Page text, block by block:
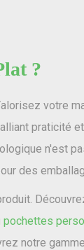
?
votre
praticité
n'est
des
pochettes
notre gamme